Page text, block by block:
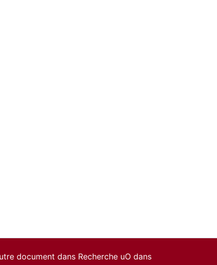
document dans Recherche uO dans